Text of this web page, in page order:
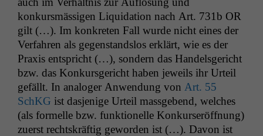
konkursmäs­si­gen Liq­ui­da­tion nach Art. 731b OR
gilt (…). Im konkreten Fall wurde nicht eines der
Ver­fahren als gegen­stand­s­los erk­lärt, wie es der
Prax­is entspricht (…), son­dern das Han­dels­gericht
bzw. das Konkurs­gericht haben jew­eils ihr Urteil
gefällt. In analoger Anwen­dung von Art. 55
SchKG ist das­jenige Urteil mass­gebend, welch­es
(als formelle bzw. funk­tionelle Konkurs­eröff­nung)
zuerst recht­skräftig gewor­den ist (…). Davon ist